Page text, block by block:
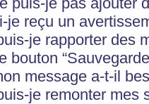
je reçu un
je rapporter des
bouton
message a-t-il
je remonter mes